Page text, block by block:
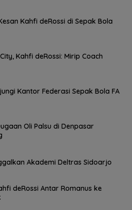
Kahfi deRossi di Sepak Bola
Kahfi deRossi: Mirip Coach
Kantor Federasi Sepak Bola FA
Oli Palsu di Denpasar
Akademi Deltras Sidoarjo
deRossi Antar Romanus ke